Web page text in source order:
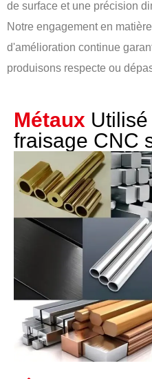
de surface et une précision
Notre engagement en
d'amélioration continue
produisons respecte ou
Métaux
fraisage CNC